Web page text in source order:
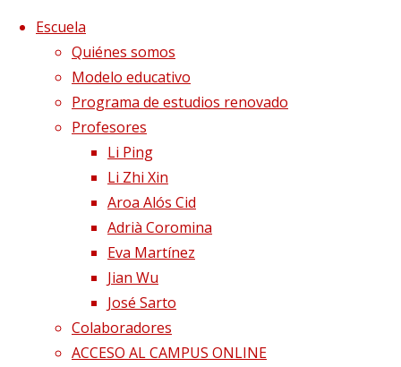
Saltar al contenido
Escuela
Quiénes somos
Modelo educativo
Programa de estudios renovado
Profesores
Li Ping
Li Zhi Xin
Aroa Alós Cid
Adrià Coromina
Eva Martínez
Jian Wu
José Sarto
Colaboradores
ACCESO AL CAMPUS ONLINE
Página de InicioPublicaciones etiquetadas
"infertilidad"